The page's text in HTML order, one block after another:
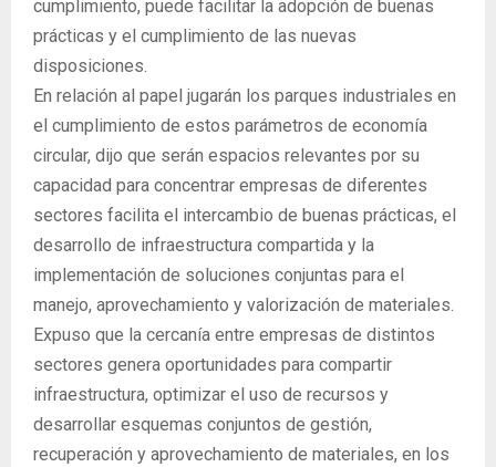
cumplimiento, puede facilitar la adopción de buenas
prácticas y el cumplimiento de las nuevas
disposiciones.
En relación al papel jugarán los parques industriales en
el cumplimiento de estos parámetros de economía
circular, dijo que serán espacios relevantes por su
capacidad para concentrar empresas de diferentes
sectores facilita el intercambio de buenas prácticas, el
desarrollo de infraestructura compartida y la
implementación de soluciones conjuntas para el
manejo, aprovechamiento y valorización de materiales.
Expuso que la cercanía entre empresas de distintos
sectores genera oportunidades para compartir
infraestructura, optimizar el uso de recursos y
desarrollar esquemas conjuntos de gestión,
recuperación y aprovechamiento de materiales, en los